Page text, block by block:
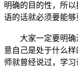
明确的目的性，所
语的话就必须要能够
大家一定要明
意自己是处于什么
师就曾经说过，学